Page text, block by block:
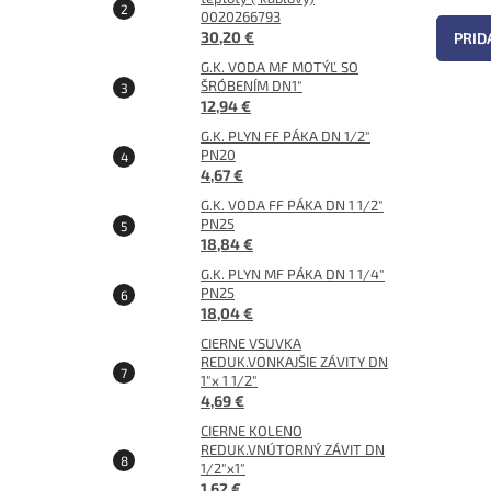
0020266793
30,20 €
G.K. VODA MF MOTÝĽ SO
ŠRÓBENÍM DN1"
12,94 €
G.K. PLYN FF PÁKA DN 1/2"
PN20
4,67 €
G.K. VODA FF PÁKA DN 1 1/2"
PN25
18,84 €
G.K. PLYN MF PÁKA DN 1 1/4"
PN25
18,04 €
CIERNE VSUVKA
REDUK.VONKAJŠIE ZÁVITY DN
1"x 1 1/2"
4,69 €
CIERNE KOLENO
REDUK.VNÚTORNÝ ZÁVIT DN
1/2"x1"